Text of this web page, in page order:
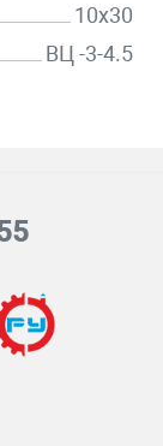
10х30
ВЦ -3-4.5